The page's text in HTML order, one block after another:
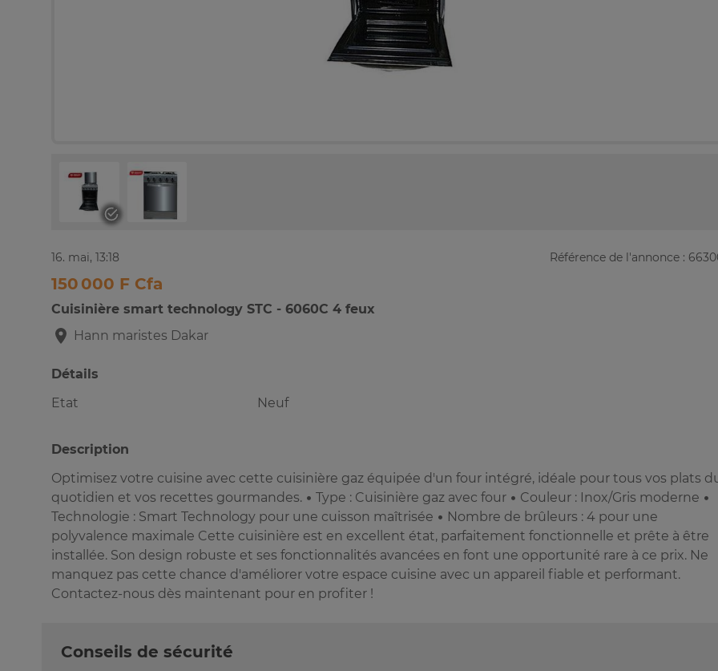
16. mai, 13:18 Référence de l'annonce :
150 000 F Cfa
Cuisinière smart technology STC - 6060C 4 feux
Hann maristes Dakar
Détails
Etat
Neuf
Description
Optimisez votre cuisine avec cette cuisinière gaz équipée d'un four intégré, idéale pour tous vos plats
quotidien et vos recettes gourmandes. • Type : Cuisinière gaz avec four • Couleur : Inox/Gris moderne •
Technologie : Smart Technology pour une cuisson maîtrisée • Nombre de brûleurs : 4 pour une
polyvalence maximale Cette cuisinière est en excellent état, parfaitement fonctionnelle et prête à être
installée. Son design robuste et ses fonctionnalités avancées en font une opportunité rare à ce prix. Ne
manquez pas cette chance d'améliorer votre espace cuisine avec un appareil fiable et performant.
Contactez-nous dès maintenant pour en profiter !
Conseils de sécurité